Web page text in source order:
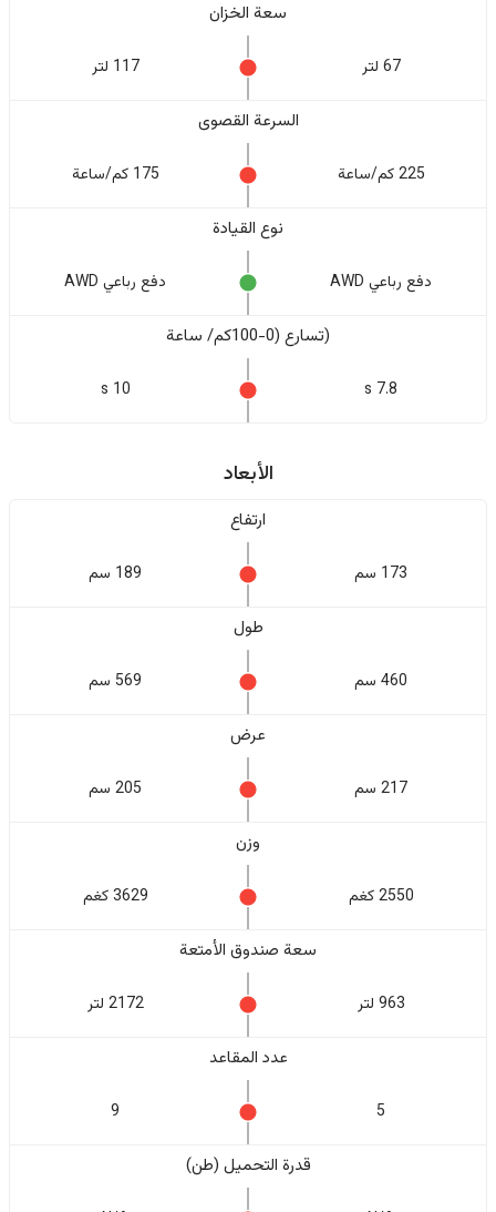
سعة الخزان
67 لتر 117 لتر
السرعة القصوى
225 كم/ساعة 175 كم/ساعة
نوع القيادة
دفع رباعي AWD دفع رباعي AWD
(تسارع (0-100كم/ ساعة
7.8 s
10 s
الأبعاد
ارتفاع
173 سم 189 سم
طول
460 سم 569 سم
عرض
217 سم 205 سم
وزن
2550 كغم 3629 كغم
سعة صندوق الأمتعة
963 لتر 2172 لتر
عدد المقاعد
5
9
قدرة التحميل (طن)